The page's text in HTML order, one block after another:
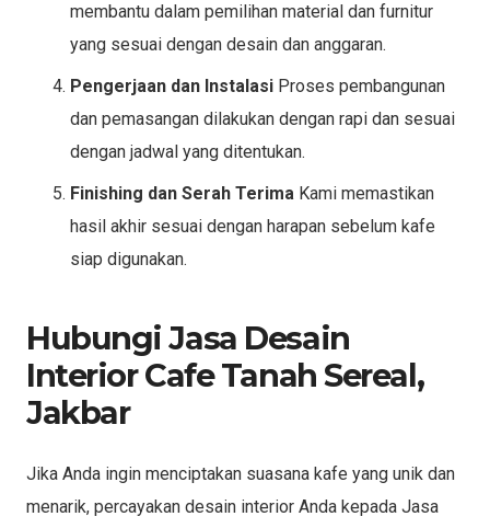
membantu dalam pemilihan material dan furnitur
yang sesuai dengan desain dan anggaran.
Pengerjaan dan Instalasi Proses pembangunan
dan pemasangan dilakukan dengan rapi dan sesuai
dengan jadwal yang ditentukan.
Finishing dan Serah Terima Kami memastikan
hasil akhir sesuai dengan harapan sebelum kafe
siap digunakan.
Hubungi Jasa Desain
Interior Cafe Tanah Sereal,
Jakbar
Jika Anda ingin menciptakan suasana kafe yang unik dan
menarik, percayakan desain interior Anda kepada Jasa